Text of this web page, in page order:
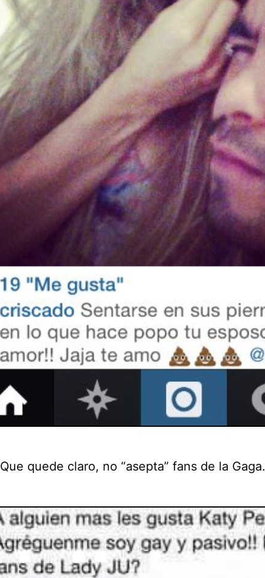
Que quede claro, no “asepta” fans de la Gaga.